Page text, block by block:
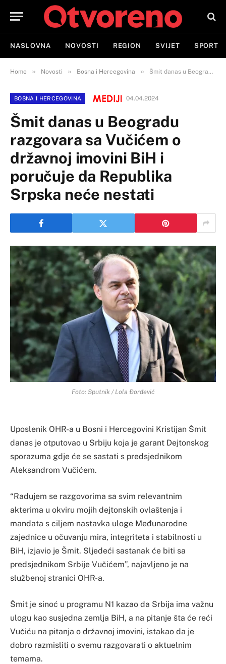
NASLOVNA NOVOSTI REGION SVIJET SPORT
Home » Novosti » Bosna i Hercegovina » Šmit danas u Beogradu razgovara sa Vučićem o državnoj imovini BiH i poručuje da Republika Srpska neće nestati
BOSNA I HERCEGOVINA 04.04.2024
Šmit danas u Beogradu
razgovara sa Vučićem o
državnoj imovini BiH i
poručuje da Republika
Srpska neće nestati
Foto: Sputnik / Lola Đorđević
Uposlenik OHR-a u Bosni i Hercegovini Kristijan Šmit
danas je otputovao u Srbiju koja je garant Dejtonskog
sporazuma gdje će se sastati s predsjednikom
Aleksandrom Vučićem.
“Radujem se razgovorima sa svim relevantnim
akterima u okviru mojih dejtonskih ovlaštenja i
mandata s ciljem nastavka uloge Međunarodne
zajednice u očuvanju mira, integriteta i stabilnosti u
BiH, izjavio je Šmit. Sljedeći sastanak će biti sa
predsjednikom Srbije Vučićem”, najavljeno je na
službenoj stranici OHR-a.
Šmit je sinoć u programu N1 kazao da Srbija ima važnu
ulogu kao susjedna zemlja BiH, a na pitanje šta će reći
Vučiću na pitanja o državnoj imovini, istakao da je
dobro razmisliti o svemu razgovarati o aktuelnim
temama.